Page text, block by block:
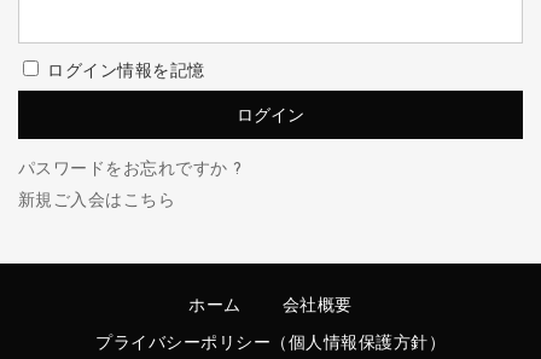
ログイン情報を記憶
パスワードをお忘れですか ?
新規ご入会はこちら
ホーム 会社概要
プライバシーポリシー（個人情報保護方針）